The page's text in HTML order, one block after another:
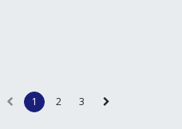
1 2 3